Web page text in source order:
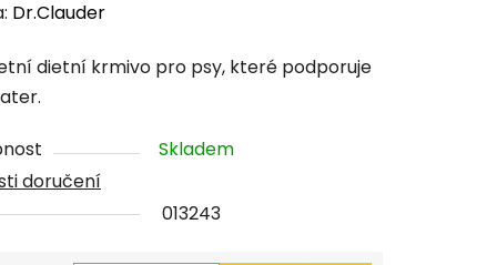
Dr.Clauder
dietní krmivo pro psy, které podporuje
Skladem
doručení
013243